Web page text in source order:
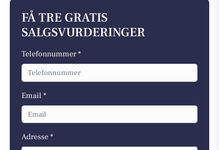
FÅ TRE GRATIS
SALGSVURDERINGER
Telefonnummer *
Email *
Adresse *